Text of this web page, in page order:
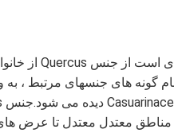
معتدل معتدل تا عرض های